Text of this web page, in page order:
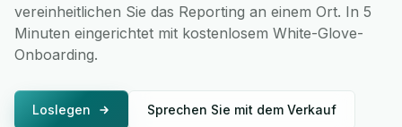
vereinheitlichen Sie das Reporting an einem Ort. In 5
Minuten eingerichtet mit kostenlosem White-Glove-
Onboarding.
Loslegen Sprechen Sie mit dem Verkauf